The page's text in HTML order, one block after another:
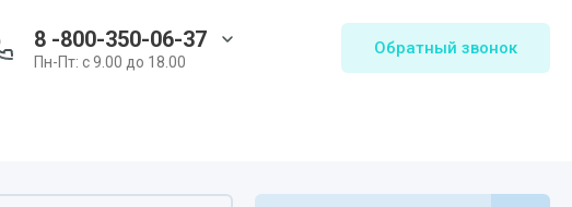
8 -800-350-06-37
Пн-Пт: с 9.00 до 18.00
Обратный звонок